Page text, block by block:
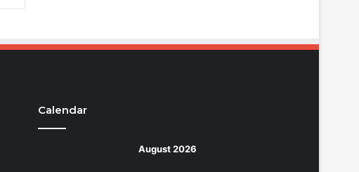
Calendar
August 2026